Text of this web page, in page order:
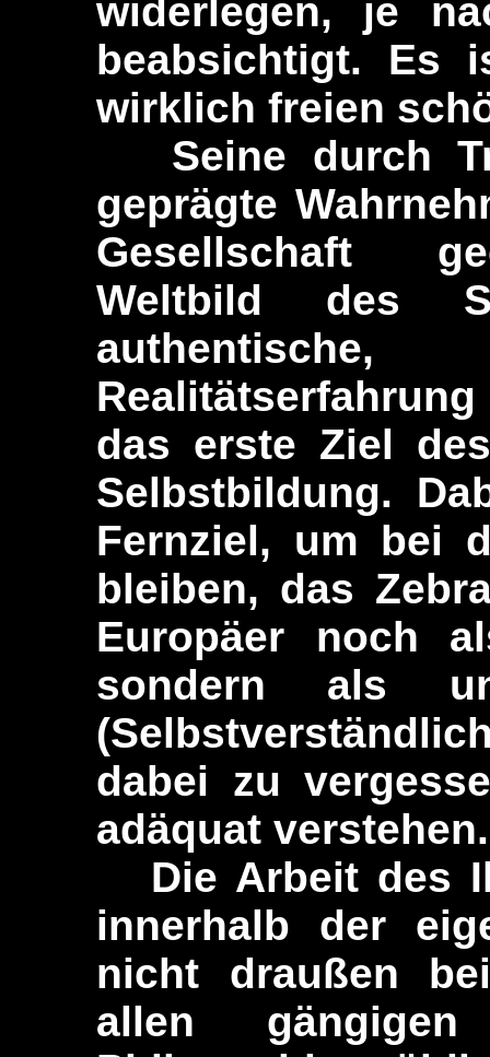
widerlegen, je
beabsichtigt. Es
wirklich freien
Seine durch
geprägte
Gesellschaft
Weltbild des
das erste Ziel
Selbstbildung.
Fernziel, um bei
bleiben, das
Europäer noch
sondern als
dabei zu
adäquat verstehen.
Die Arbeit des
innerhalb der
nicht draußen
allen